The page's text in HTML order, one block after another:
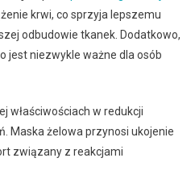
krwi, co sprzyja lepszemu
odbudowie tkanek. Dodatkowo,
jest niezwykle ważne dla osób
właściwościach w redukcji
Maska żelowa przynosi ukojenie
związany z reakcjami